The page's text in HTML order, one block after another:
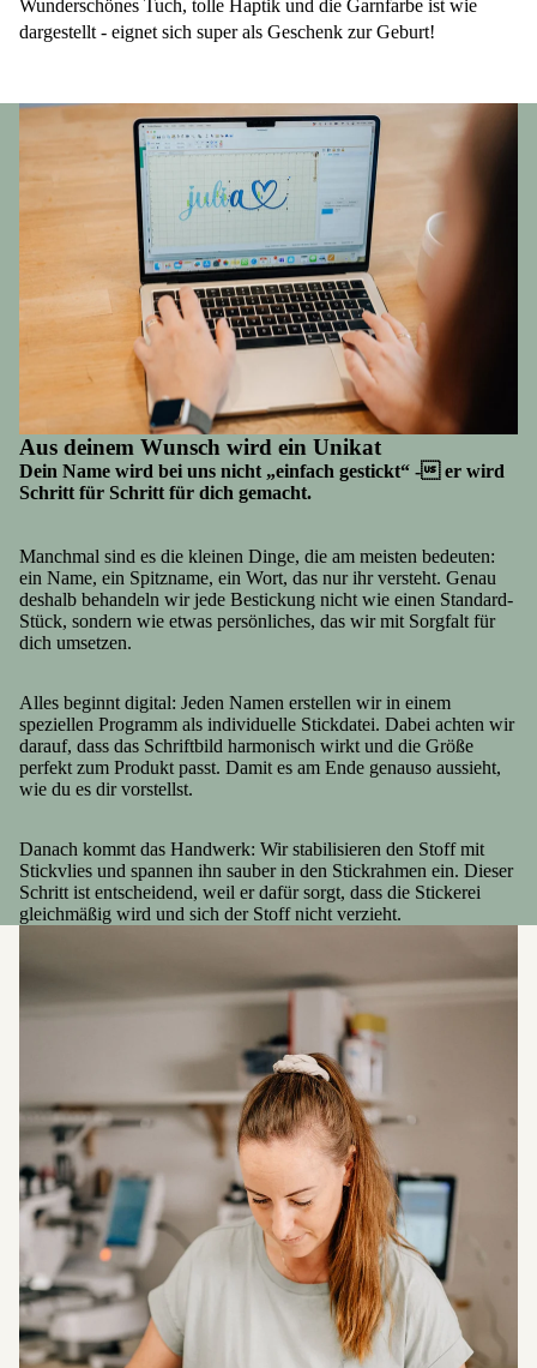
Wunderschönes Tuch, tolle Haptik und die Garnfarbe ist wie
dargestellt - eignet sich super als Geschenk zur Geburt!
Aus deinem Wunsch wird ein Unikat
Dein Name wird bei uns nicht „einfach gestickt“ - er wird
Schritt für Schritt für dich gemacht.
Manchmal sind es die kleinen Dinge, die am meisten bedeuten:
ein Name, ein Spitzname, ein Wort, das nur ihr versteht. Genau
deshalb behandeln wir jede Bestickung nicht wie einen Standard-
Stück, sondern wie etwas persönliches, das wir mit Sorgfalt für
dich umsetzen.
Alles beginnt digital: Jeden Namen erstellen wir in einem
speziellen Programm als individuelle Stickdatei. Dabei achten wir
darauf, dass das Schriftbild harmonisch wirkt und die Größe
perfekt zum Produkt passt. Damit es am Ende genauso aussieht,
wie du es dir vorstellst.
Danach kommt das Handwerk: Wir stabilisieren den Stoff mit
Stickvlies und spannen ihn sauber in den Stickrahmen ein. Dieser
Schritt ist entscheidend, weil er dafür sorgt, dass die Stickerei
gleichmäßig wird und sich der Stoff nicht verzieht.